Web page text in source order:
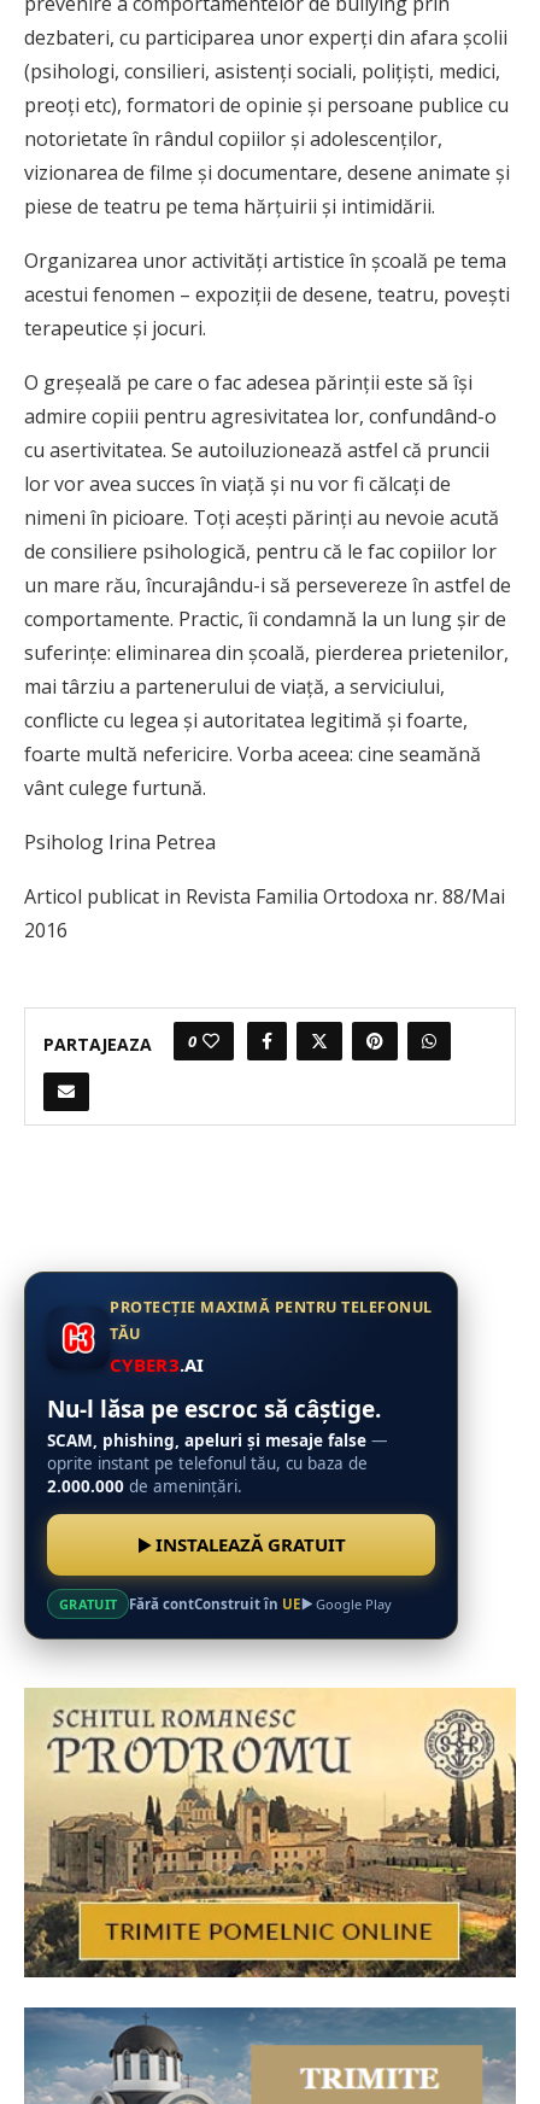
dezbateri, cu participarea unor experți din afara școlii
(psihologi, consilieri, asistenți sociali, polițiști, medici,
preoți etc), formatori de opinie și persoane publice cu
notorietate în rândul copiilor și adolescenților,
vizionarea de filme și documentare, desene animate și
piese de teatru pe tema hărțuirii și intimidării.
Organizarea unor activități artistice în școală pe tema
acestui fenomen – expoziții de desene, teatru, povești
terapeutice și jocuri.
O greșeală pe care o fac adesea părinții este să își
admire copiii pentru agresivitatea lor, confundând-o
cu asertivitatea. Se autoiluzionează astfel că pruncii
lor vor avea succes în viață și nu vor fi călcați de
nimeni în picioare. Toți acești părinți au nevoie acută
de consiliere psihologică, pentru că le fac copiilor lor
un mare rău, încurajându-i să persevereze în astfel de
comportamente. Practic, îi condamnă la un lung șir de
suferințe: eliminarea din școală, pierderea prietenilor,
mai târziu a partenerului de viață, a serviciului,
conflicte cu legea și autoritatea legitimă și foarte,
foarte multă nefericire. Vorba aceea: cine seamănă
vânt culege furtună.
Psiholog Irina Petrea
Articol publicat in Revista Familia Ortodoxa nr. 88/Mai
2016
PARTAJEAZA 0
PROTECȚIE MAXIMĂ PENTRU TELEFONUL
TĂU
CYBER3.AI
Nu-l lăsa pe escroc să câștige.
SCAM, phishing, apeluri și mesaje false —
oprite instant pe telefonul tău, cu baza de
2.000.000 de amenințări.
INSTALEAZĂ GRATUIT
GRATUIT Fără contConstruit în UE Google Play